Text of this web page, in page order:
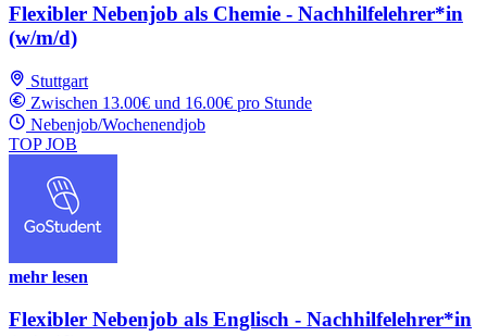
Flexibler Nebenjob als Chemie - Nachhilfelehrer*in
(w/m/d)
Stuttgart
Zwischen 13.00€ und 16.00€ pro Stunde
Nebenjob/Wochenendjob
TOP JOB
mehr lesen
Flexibler Nebenjob als Englisch - Nachhilfelehrer*in